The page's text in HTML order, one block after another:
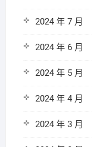
2024 年 7 月
2024 年 6 月
2024 年 5 月
2024 年 4 月
2024 年 3 月